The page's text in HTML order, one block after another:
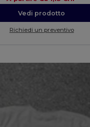
Vedi prodotto
Richiedi un preventivo